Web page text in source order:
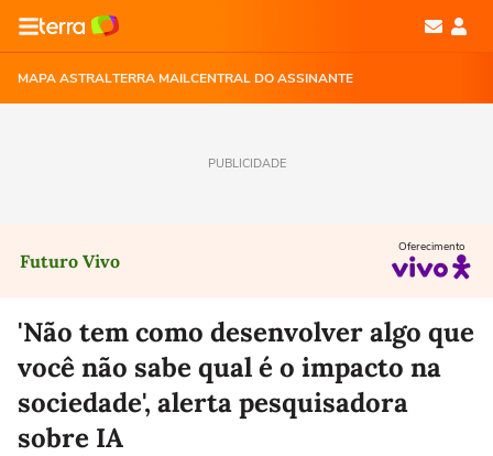
MAPA ASTRALTERRA MAILCENTRAL DO ASSINANTE
PUBLICIDADE
Futuro Vivo
Oferecimento
'Não tem como desenvolver algo que
você não sabe qual é o impacto na
sociedade', alerta pesquisadora
sobre IA